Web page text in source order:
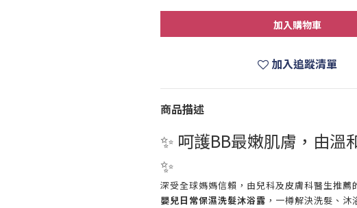
加入購物車
加入追蹤清單
商品描述
✨ 呵護BB最嫩肌膚，由溫
✨
深受全球媽媽信賴，由兒科及皮膚科醫生推薦
嬰兒日常保濕洗髮沐浴露 ，一樽解決洗髮、